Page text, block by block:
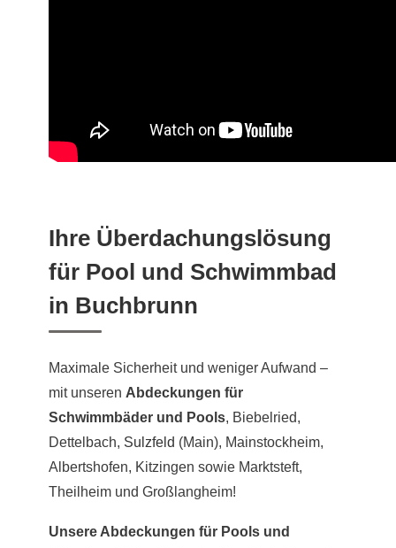
Ihre Überdachungslösung
für Pool und Schwimmbad
in Buchbrunn
Maximale Sicherheit und weniger Aufwand –
mit unseren Abdeckungen für
Schwimmbäder und Pools, Biebelried,
Dettelbach, Sulzfeld (Main), Mainstockheim,
Albertshofen, Kitzingen sowie Marktsteft,
Theilheim und Großlangheim!
Unsere Abdeckungen für Pools und